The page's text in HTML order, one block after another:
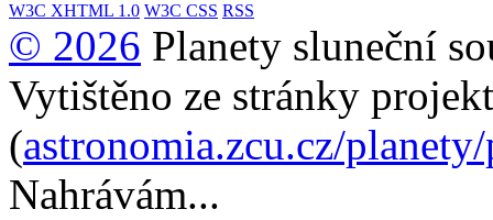
W3C XHTML 1.0 W3C CSS RSS
© 2026 Planety sluneční
Vytištěno ze stránky
(astronomia.zcu.cz/
Nahrávám...